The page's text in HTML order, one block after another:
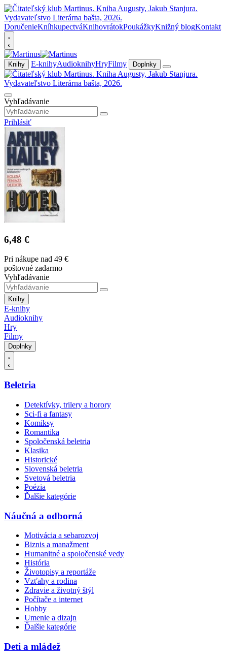
DoručenieKníhkupectváKnihovrátokPoukážkyKnižný blogKontakt
Knihy E-knihyAudioknihyHryFilmy Doplnky
Vyhľadávanie
Prihlásiť
6,48 €
Pri nákupe nad 49 €
poštovné zadarmo
Vyhľadávanie
Knihy
E-knihy
Audioknihy
Hry
Filmy
Doplnky
Beletria
Detektívky, trilery a horory
Sci-fi a fantasy
Komiksy
Romantika
Spoločenská beletria
Klasika
Historické
Slovenská beletria
Svetová beletria
Poézia
Ďalšie kategórie
Náučná a odborná
Motivácia a sebarozvoj
Biznis a manažment
Humanitné a spoločenské vedy
História
Životopisy a reportáže
Vzťahy a rodina
Zdravie a životný štýl
Počítače a internet
Hobby
Umenie a dizajn
Ďalšie kategórie
Deti a mládež